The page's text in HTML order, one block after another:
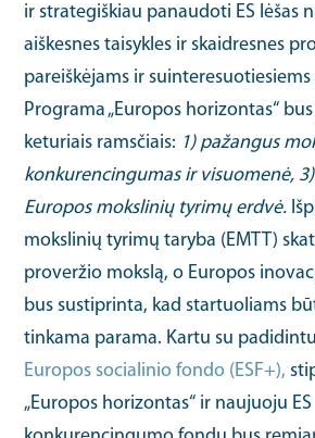
ir strategiškiau panaudoti ES lėšas
aiškesnes taisykles ir skaidresnes
pareiškėjams ir
Programa „Europos horizontas“
keturiais ramsčiais: 1) pažangus
konkurencingumas ir visuomenė,
Europos mokslinių tyrimų erdvė.
mokslinių tyrimų taryba (EMTT)
proveržio mokslą, o Europos
bus sustiprinta, kad startuoliams
tinkama parama. Kartu su
Europos socialinio fondo (ESF+),
„Europos horizontas“ ir naujuoju ES